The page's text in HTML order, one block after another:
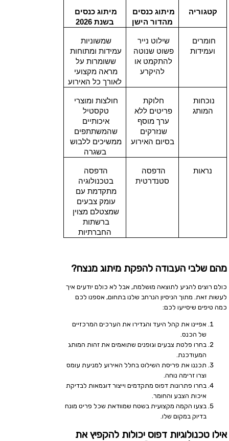
קטגוריה
מהדור הישן
בשנת 2026
ועמידות
להיקרע
לאורך כל האירוע
המותג
בסיום האירוע
בשגרה
נראות
סטנדרטית
החברתיות
מהם שלבי העבודה להפקת מיתוג מנצח?
כולם רוצים להגיע לתוצאה מושלמת, אבל לא כולם יודעים איך
לעשות זאת. מתוך הניסיון הנרחב שלנו בתחום, אספנו לכם
כמה טיפים שיסייעו לכם:
אפיינו את קהל היעד והגדירו את הערכים המרכזיים
של הכנס.
בחרו פלטת צבעים וגופנים שתואמים את זהות המותג
המעודכנת.
תכננו את פריסת השילוט בחלל האירוע למניעת עומס
וצרו זרימה נוחה.
בחרו פתרונות דפוס מתקדמים וייצור דוגמאות לבדיקת
איכות הצבע והחומר.
בצעו הקמה מקצועית בשטח שמוודאת שכל פריט מונח
בדיוק במקום שלו.
אילו טכנולוגיות דפוס יכולות להקפיץ את